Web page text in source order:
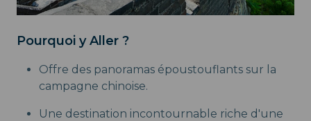
Pourquoi y Aller ?
Offre des panoramas époustouflants sur la
campagne chinoise.
Une destination incontournable riche d'une